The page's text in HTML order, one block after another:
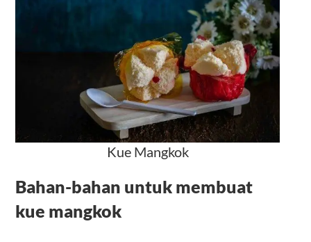
Kue Mangkok
Bahan-bahan untuk membuat
kue mangkok